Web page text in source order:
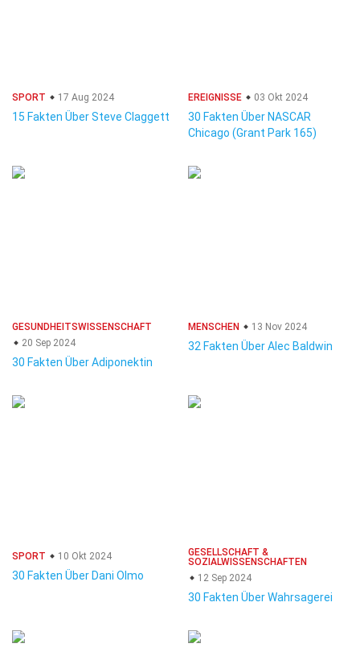
SPORT 17 Aug 2024
15 Fakten Über Steve Claggett
EREIGNISSE 03 Okt 2024
30 Fakten Über NASCAR
Chicago (Grant Park 165)
GESUNDHEITSWISSENSCHAFT
20 Sep 2024
30 Fakten Über Adiponektin
MENSCHEN 13 Nov 2024
32 Fakten Über Alec Baldwin
SPORT 10 Okt 2024
30 Fakten Über Dani Olmo
GESELLSCHAFT &
SOZIALWISSENSCHAFTEN
12 Sep 2024
30 Fakten Über Wahrsagerei